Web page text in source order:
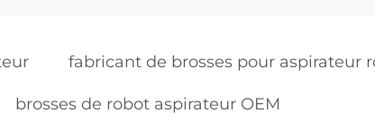
fabricant de brosses pour aspirateur
brosses de robot aspirateur OEM